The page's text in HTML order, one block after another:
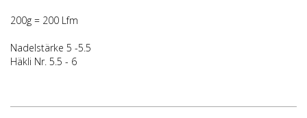
200g = 200 Lfm
Nadelstärke 5 -5.5
Häkli Nr. 5.5 - 6